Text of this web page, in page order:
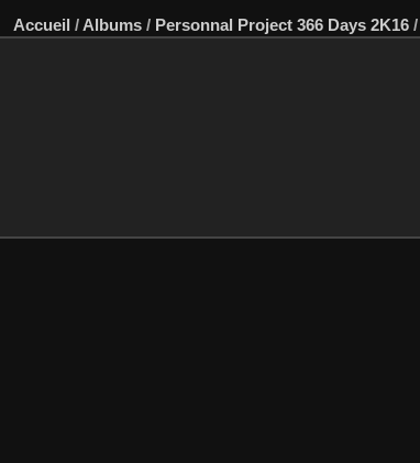
Accueil / Albums / Personnal Project 366 Days 2K16 /